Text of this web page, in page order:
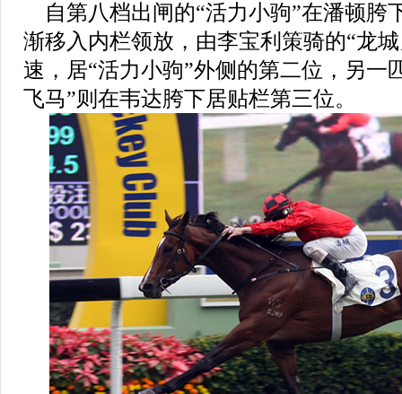
自第八档出闸的“活力小驹”在潘顿胯
渐移入内栏领放，由李宝利策骑的“龙
速，居“活力小驹”外侧的第二位，另一
飞马”则在韦达胯下居贴栏第三位。